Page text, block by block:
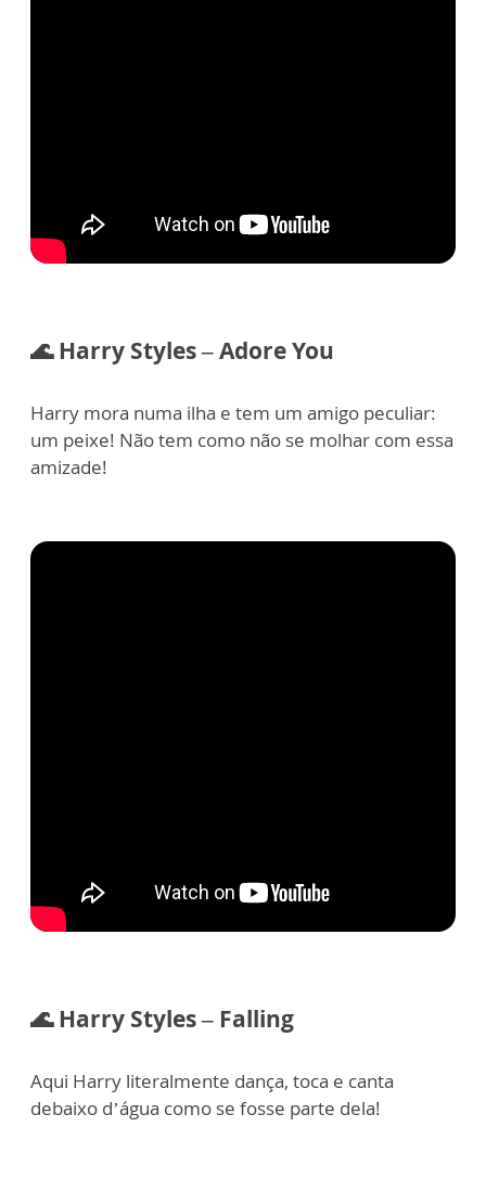
🌊 Harry Styles – Adore You
Harry mora numa ilha e tem um amigo peculiar:
um peixe! Não tem como não se molhar com essa
amizade!
🌊 Harry Styles – Falling
Aqui Harry literalmente dança, toca e canta
debaixo d’água como se fosse parte dela!